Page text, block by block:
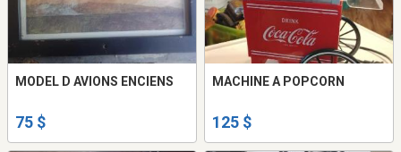
MODEL D AVIONS ENCIENS
75 $
MACHINE A POPCORN
125 $